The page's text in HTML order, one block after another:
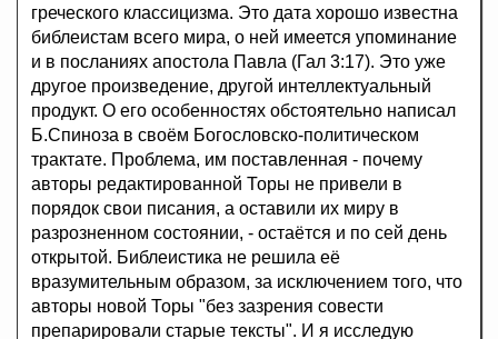
греческого классицизма. Это дата хорошо известна
библеистам всего мира, о ней имеется упоминание
и в посланиях апостола Павла (Гал 3:17). Это уже
другое произведение, другой интеллектуальный
продукт. О его особенностях обстоятельно написал
Б.Спиноза в своём Богословско-политическом
трактате. Проблема, им поставленная - почему
авторы редактированной Торы не привели в
порядок свои писания, а оставили их миру в
разрозненном состоянии, - остаётся и по сей день
открытой. Библеистика не решила её
вразумительным образом, за исключением того, что
авторы новой Торы "без зазрения совести
препарировали старые тексты". И я исследую